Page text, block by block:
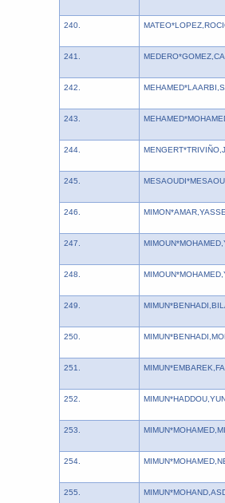
240.
241.
242.
243.
244.
245.
246.
247.
248.
249.
250.
251.
252.
253.
254.
255.